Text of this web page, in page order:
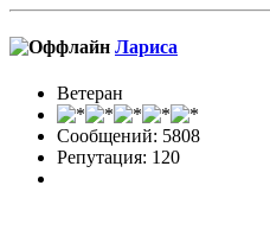
Лариса
Ветеран
Сообщений: 5808
Репутация: 120